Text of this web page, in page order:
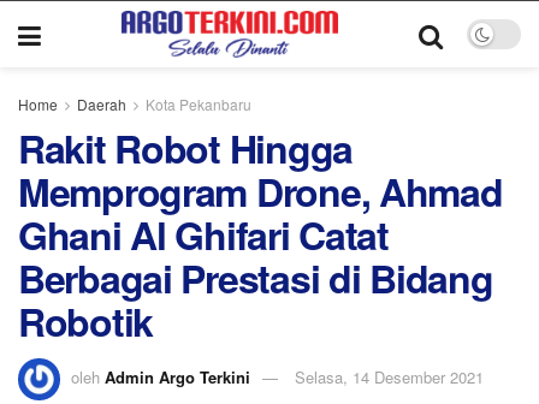
Home Daerah Kota Pekanbaru
Rakit Robot Hingga
Memprogram Drone, Ahmad
Ghani Al Ghifari Catat
Berbagai Prestasi di Bidang
Robotik
oleh Admin Argo Terkini Selasa, 14 Desember 2021